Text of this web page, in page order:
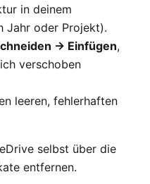
in deinem
Jahr oder Projekt).
→ Einfügen,
verschoben
leeren, fehlerhaften
selbst über die
entfernen.